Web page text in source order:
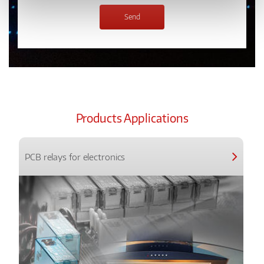
Products Applications
PCB relays for electronics